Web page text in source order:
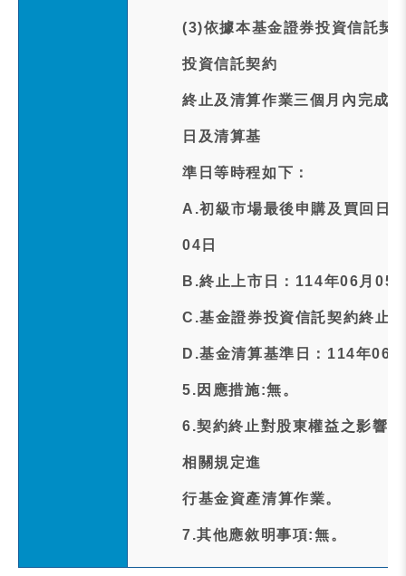
(3)依據本基金證券投資信託契
投資信託契約
終止及清算作業三個月內完成
日及清算基
準日等時程如下：
A.初級市場最後申購及買回日/
04日
B.終止上市日：114年06月05
C.基金證券投資信託契約終止
D.基金清算基準日：114年06
5.因應措施:無。
6.契約終止對股東權益之影響:
相關規定進
行基金資產清算作業。
7.其他應敘明事項:無。